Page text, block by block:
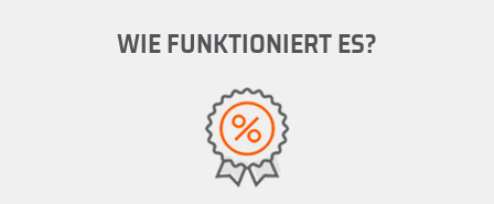
WIE FUNKTIONIERT ES?